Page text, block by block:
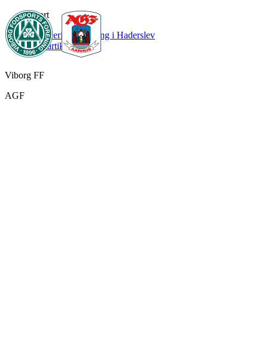
Sport
Chancerig nulløsning i Haderslev
Læs artikel
Viborg FF
AGF